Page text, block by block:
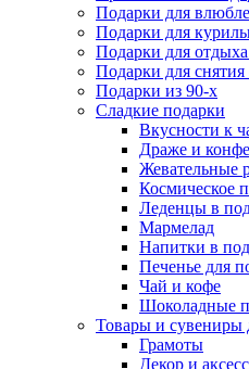
Подарки для
Подарки для
Подарки для
Подарки для снятия
Подарки из 90-х
Сладкие подарки
Вкусности к
Драже и
Жевательные
Космическое
Леденцы в
Мармелад
Напитки в
Печенье для
Чай и кофе
Шоколадные
Товары и сувениры
Грамоты
Декор и